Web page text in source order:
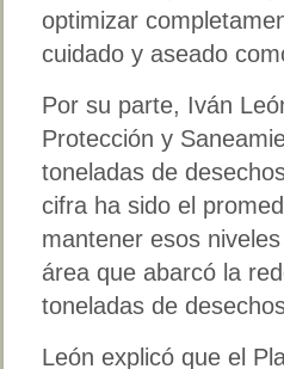
optimizar
cuidado y aseado
Por su parte, Iván
Protección y
toneladas de
cifra ha sido el
mantener esos
área que abarcó la
toneladas de
León explicó que el